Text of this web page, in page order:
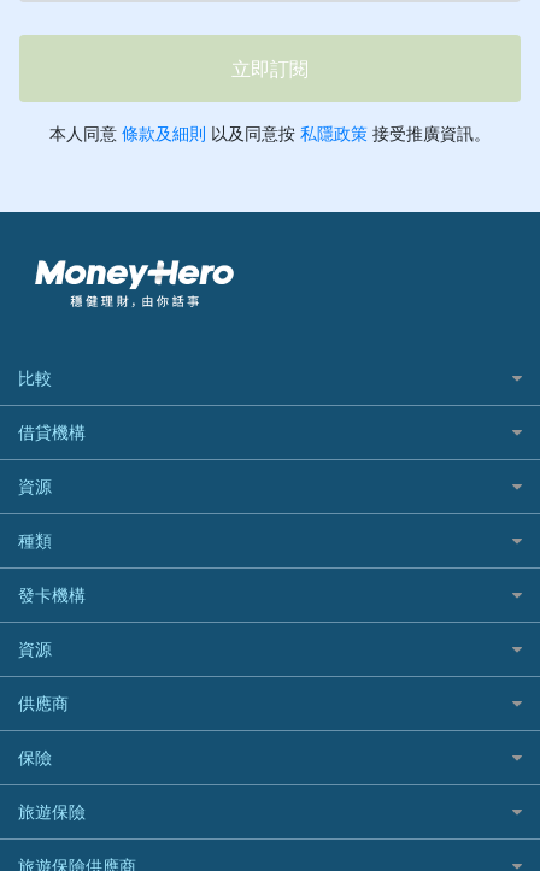
比較
私人貸款比較
稅季/稅務貸款
網上貸款
結餘轉戶(清卡數貸款)
銀行貸款
財務公司貸款
免入息貸款
免TU貸款
急借錢
緊急貸款比較
最佳小額貸款比較
借貸機構
BEA 東亞銀行
BOC 中國銀行
Cashing Pro 優尚信貸
CCB(Asia) 中國建設銀行 (亞洲)
Citibank 花旗銀行
CNCBI 信銀國際
CreFIT 維信
DBS 星展銀行
DSB 大新銀行
HSBC 滙豐銀行貸款
資源
如何申請個人貸款
如何管理個人貸款
個人貸款有用資訊
清卡數貸款教學
循環貸款教學
個人化貸款產品推介 🔥全新
債務重組一覽
供樓利息扣稅
最佳貸款app
種類
網購優惠
精選外幣網購信用卡
尊尚信用卡
公司信用卡
電子錢包信用卡
日本遊信用卡攻略
韓國遊信用卡攻略
台灣遊信用卡攻略
發卡機構
Citibank花旗銀行
AE美國運通
DBS星展銀行
HSBC滙豐銀行
Mox
信銀國際
大新銀行
資源
Black Friday優惠
淘寶付款方式
一田購物優惠日
SOGO感謝祭
HKTVmall優惠碼
供應商
八達通自動增值信用卡
保險
旅遊保險
汽車保險
旅遊保險
日本旅遊保險及資訊
旅遊保險供應商